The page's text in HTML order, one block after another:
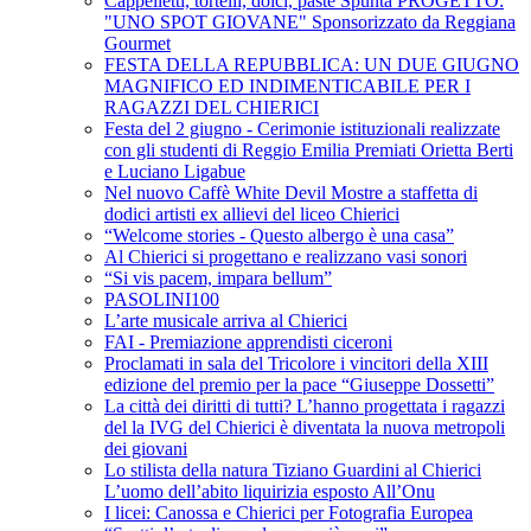
"UNO SPOT GIOVANE" Sponsorizzato da Reggiana
Gourmet
FESTA DELLA REPUBBLICA: UN DUE GIUGNO
MAGNIFICO ED INDIMENTICABILE PER I
RAGAZZI DEL CHIERICI
Festa del 2 giugno - Cerimonie istituzionali realizzate
con gli studenti di Reggio Emilia Premiati Orietta Berti
e Luciano Ligabue
Nel nuovo Caffè White Devil Mostre a staffetta di
dodici artisti ex allievi del liceo Chierici
“Welcome stories - Questo albergo è una casa”
Al Chierici si progettano e realizzano vasi sonori
“Si vis pacem, impara bellum”
PASOLINI100
L’arte musicale arriva al Chierici
FAI - Premiazione apprendisti ciceroni
Proclamati in sala del Tricolore i vincitori della XIII
edizione del premio per la pace “Giuseppe Dossetti”
La città dei diritti di tutti? L’hanno progettata i ragazzi
del la IVG del Chierici è diventata la nuova metropoli
dei giovani
Lo stilista della natura Tiziano Guardini al Chierici
L’uomo dell’abito liquirizia esposto All’Onu
I licei: Canossa e Chierici per Fotografia Europea